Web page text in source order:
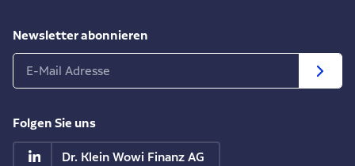
Newsletter abonnieren
Folgen Sie uns
Dr. Klein Wowi Finanz AG